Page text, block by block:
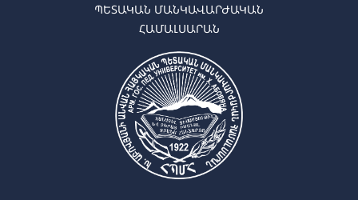
ՊԵՏԱԿԱՆ ՄԱՆԿԱՎԱՐԺԱԿԱՆ
ՀԱՄԱԼՍԱՐԱՆ